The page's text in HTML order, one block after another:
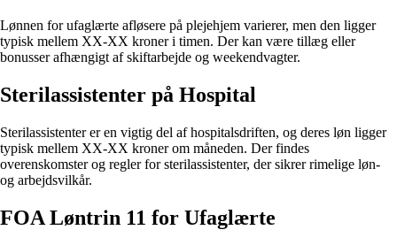
Lønnen for ufaglærte afløsere på plejehjem varierer, men den ligger
typisk mellem XX-XX kroner i timen. Der kan være tillæg eller
bonusser afhængigt af skiftarbejde og weekendvagter.
Sterilassistenter på Hospital
Sterilassistenter er en vigtig del af hospitalsdriften, og deres løn ligger
typisk mellem XX-XX kroner om måneden. Der findes
overenskomster og regler for sterilassistenter, der sikrer rimelige løn-
og arbejdsvilkår.
FOA Løntrin 11 for Ufaglærte